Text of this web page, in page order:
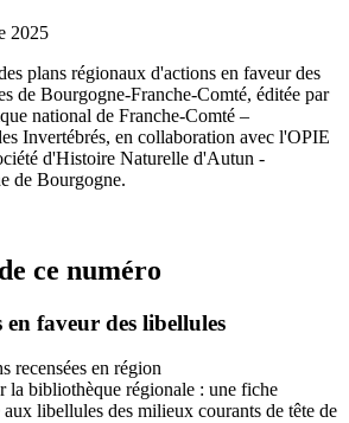
2025
plans régionaux d'actions en faveur des
de Bourgogne-Franche-Comté, éditée par
national de Franche-Comté –
Invertébrés, en collaboration avec l'OPIE
d'Histoire Naturelle d'Autun -
de Bourgogne.
ce numéro
faveur des libellules
recensées en région
la bibliothèque régionale : une fiche
libellules des milieux courants de tête de